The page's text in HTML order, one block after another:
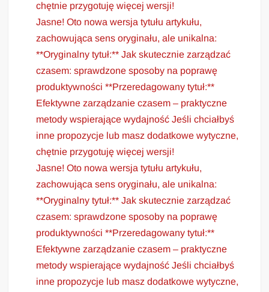
chętnie przygotuję więcej wersji!
Jasne! Oto nowa wersja tytułu artykułu,
zachowująca sens oryginału, ale unikalna:
**Oryginalny tytuł:** Jak skutecznie zarządzać
czasem: sprawdzone sposoby na poprawę
produktywności **Przeredagowany tytuł:**
Efektywne zarządzanie czasem – praktyczne
metody wspierające wydajność Jeśli chciałbyś
inne propozycje lub masz dodatkowe wytyczne,
chętnie przygotuję więcej wersji!
Jasne! Oto nowa wersja tytułu artykułu,
zachowująca sens oryginału, ale unikalna:
**Oryginalny tytuł:** Jak skutecznie zarządzać
czasem: sprawdzone sposoby na poprawę
produktywności **Przeredagowany tytuł:**
Efektywne zarządzanie czasem – praktyczne
metody wspierające wydajność Jeśli chciałbyś
inne propozycje lub masz dodatkowe wytyczne,